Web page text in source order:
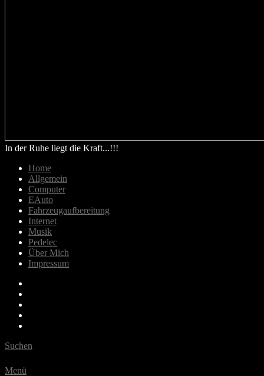
In der Ruhe liegt die Kraft...!!!
Home
Allgemein
Computer
EAuto
Fahrzeugaufbereitung
Internet
Musik
Pedelec
Über Mich
Impressum
Suchen
Menü